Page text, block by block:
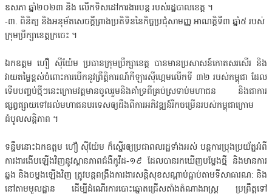
ឧសភា ឆ្នាំ២០២៣ និង លើកទិសដៅការងារបន្ត របស់រដ្ឋបាលខេត្ត ។
-៣. ពិនិត្យ និងអនុម័តសេចក្តីព្រាងប្រតិទិននៃកិច្ចប្រជុំសាមញ្ញ អាណត្តិទី៣ ឆ្នាំ៥ របស់
ក្រុមប្រឹក្សាខេត្តក្រចេះ ។
ឯកឧត្តម ហឿ សុីយ៉ែម ប្រធានក្រុមប្រឹក្សាខេត្ត បានមានប្រសាសន៍កោតសរសើរ និង
វាយតម្លៃខ្ពស់ចំពោះការបើកនូវព្រឹត្តិការណ៍កីឡារស៊ីហ្គេមលើកទី ៣២ របស់កម្ពុជា ដែល
ទើបបញ្ចប់ថ្មីៗនេះក្រោមវត្តមានចូលរួមនិងគាំទ្រពីគ្រប់ស្រទាប់មហាជន និងជាការ
ផ្សព្វផ្សាយទៅដល់មហាជនបរទេសឲ្យដឹងពីការអភិវឌ្ឍន៍រីកចម្រើនរបស់កម្ពុជាក្រោម
ដំបូលសន្តិភាព ។
ទន្ទឹមនោះឯកឧត្តម ហឿ ស៊ីយ៉ែម ក៏ស្នើរឲ្យប្រជាពលរដ្ឋទាំងអស់ បន្តការប្រុងប្រយ័ត្នអំពី
ការងារងើបឡើងវិញនូវស្ថានភាពជំងឺកូវីដ-១៩ ដែលបានរកឃើញបម្លែងថ្មី និងមានការ
ឆ្លង និងចម្លងឡើងវិញ ត្រូវបន្តពង្រឹងការងារសន្តិសុខសណ្តាប់ធ្នាប់តាមទីសាធារណ: និង
នៅតាមមូលដ្ឋាន ដើម្បីដំណើរការបោះឆ្នោតជ្រើសតាំងតំណាងរាស្ត្រ ប្រព្រឹត្តទៅ